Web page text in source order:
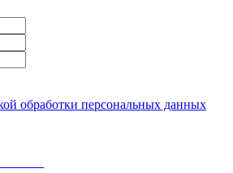
обработки персональных данных